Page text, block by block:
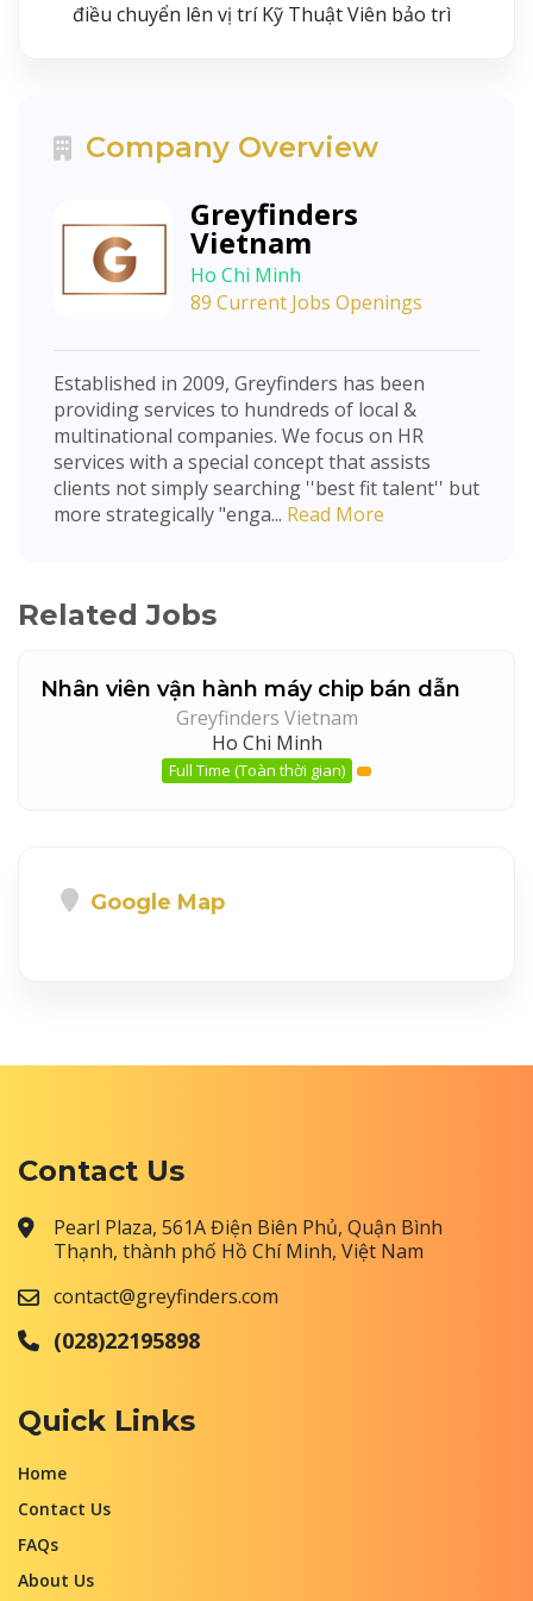
điều chuyển lên vị trí Kỹ Thuật Viên bảo trì
Company Overview
Greyfinders
Vietnam
Ho Chi Minh
89 Current Jobs Openings
Established in 2009, Greyfinders has been
providing services to hundreds of local &
multinational companies. We focus on HR
services with a special concept that assists
clients not simply searching ''best fit talent'' but
more strategically "enga... Read More
Related Jobs
Nhân viên vận hành máy chip bán dẫn
Greyfinders Vietnam
Ho Chi Minh
Full Time (Toàn thời gian)
Google Map
Contact Us
Pearl Plaza, 561A Điện Biên Phủ, Quận Bình
Thạnh, thành phố Hồ Chí Minh, Việt Nam
contact@greyfinders.com
(028)22195898
Quick Links
Home
Contact Us
FAQs
About Us